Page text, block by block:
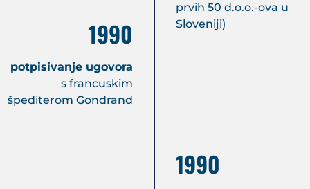
1990
potpisivanje ugovora
s francuskim
špediterom Gondrand
prvih 50 d.o.o.-ova u
Sloveniji)
1990